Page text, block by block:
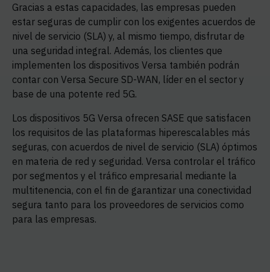
Gracias a estas capacidades, las empresas pueden
estar seguras de cumplir con los exigentes acuerdos de
nivel de servicio (SLA) y, al mismo tiempo, disfrutar de
una seguridad integral. Además, los clientes que
implementen los dispositivos Versa también podrán
contar con Versa Secure SD-WAN, líder en el sector y
base de una potente red 5G.
Los dispositivos 5G Versa ofrecen SASE que satisfacen
los requisitos de las plataformas hiperescalables más
seguras, con acuerdos de nivel de servicio (SLA) óptimos
en materia de red y seguridad. Versa controlar el tráfico
por segmentos y el tráfico empresarial mediante la
multitenencia, con el fin de garantizar una conectividad
segura tanto para los proveedores de servicios como
para las empresas.